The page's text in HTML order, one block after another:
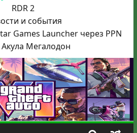
RDR 2
и события
Games Launcher через PPN
Мегалодон